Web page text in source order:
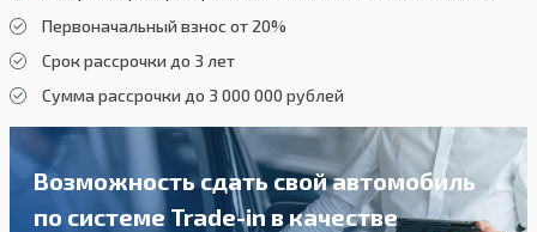
Первоначальный взнос от 20%
Срок рассрочки до 3 лет
Сумма рассрочки до 3 000 000 рублей
Возможность сдать свой автомобиль
по системе Trade-in в качестве